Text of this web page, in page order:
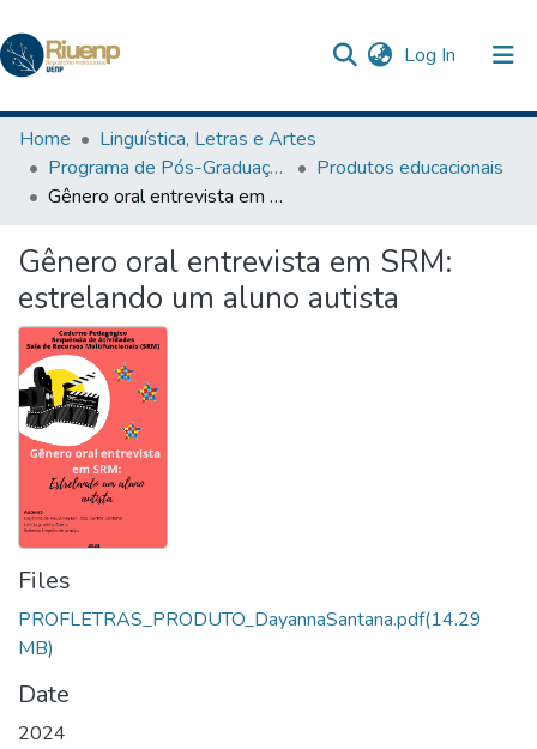
Log In (current)
Communities & Collections
Browse DSpace
Home
Linguística, Letras e Artes
Programa de Pós-Graduação Profissional em Letras
Produtos educacionais
Gênero oral entrevista em SRM: estrelando um aluno autista
Gênero oral entrevista em SRM:
estrelando um aluno autista
Files
PROFLETRAS_PRODUTO_DayannaSantana.pdf(14.29
MB)
Date
2024